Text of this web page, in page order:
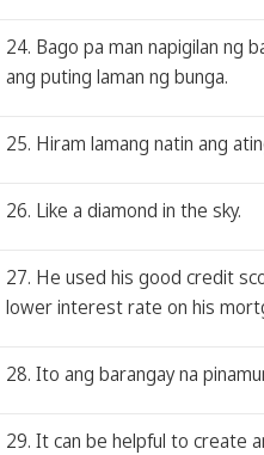
24. Bago pa man napigilan ng
ang puting laman ng bunga.
25. Hiram lamang natin ang
26. Like a diamond in the sky.
27. He used his good credit
lower interest rate on his
28. Ito ang barangay na
29. It can be helpful to create